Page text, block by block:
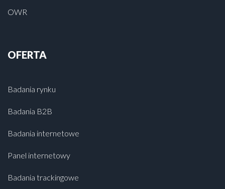
OWR
OFERTA
Badania rynku
Badania B2B
Badania internetowe
Panel internetowy
Badania trackingowe